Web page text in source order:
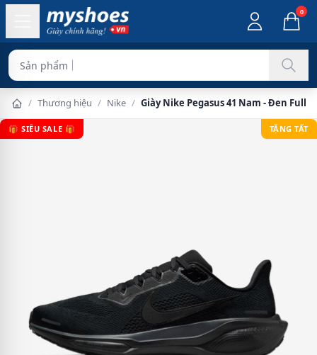
0
Sản phẩm chính hãng 1
/ Thương hiệu / Nike / Giày Nike Pegasus 41 Nam - Đen Full
🎁 SIÊU SALE 🎁 TẶNG TẤT